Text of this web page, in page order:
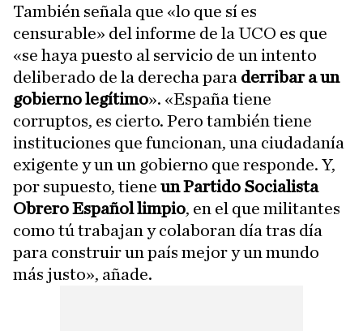
También señala que «lo que sí es
censurable» del informe de la UCO es que
«se haya puesto al servicio de un intento
deliberado de la derecha para derribar a un
gobierno legítimo». «España tiene
corruptos, es cierto. Pero también tiene
instituciones que funcionan, una ciudadanía
exigente y un un gobierno que responde. Y,
por supuesto, tiene un Partido Socialista
Obrero Español limpio, en el que militantes
como tú trabajan y colaboran día tras día
para construir un país mejor y un mundo
más justo», añade.